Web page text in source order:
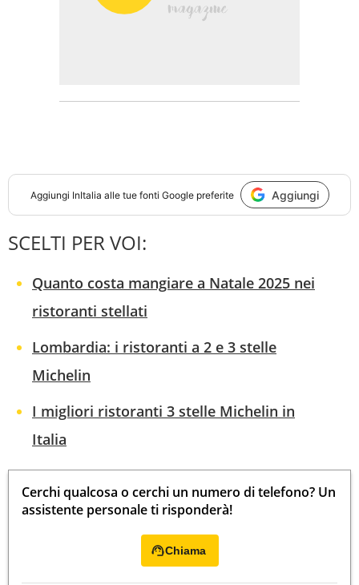
Aggiungi InItalia alle tue fonti Google preferite Aggiungi
SCELTI PER VOI:
Quanto costa mangiare a Natale 2025 nei
ristoranti stellati
Lombardia: i ristoranti a 2 e 3 stelle
Michelin
I migliori ristoranti 3 stelle Michelin in
Italia
Cerchi qualcosa o cerchi un numero di telefono? Un
assistente personale ti risponderà!
Chiama